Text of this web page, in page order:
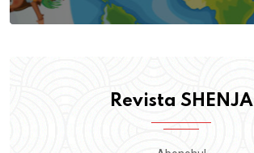
Revista SHENJA